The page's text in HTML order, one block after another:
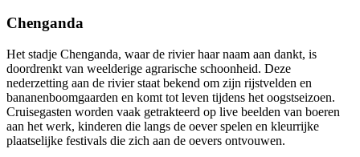
Chenganda
Het stadje Chenganda, waar de rivier haar naam aan dankt, is
doordrenkt van weelderige agrarische schoonheid. Deze
nederzetting aan de rivier staat bekend om zijn rijstvelden en
bananenboomgaarden en komt tot leven tijdens het oogstseizoen.
Cruisegasten worden vaak getrakteerd op live beelden van boeren
aan het werk, kinderen die langs de oever spelen en kleurrijke
plaatselijke festivals die zich aan de oevers ontvouwen.